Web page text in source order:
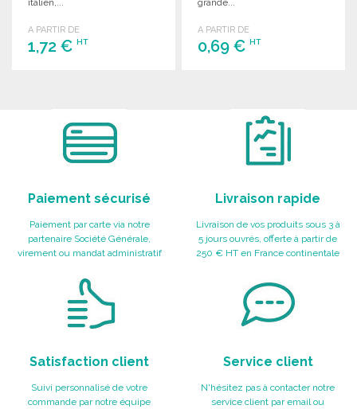
italien,...
A PARTIR DE
1,72 € HT
grande...
A PARTIR DE
0,69 €HT
Paiement sécurisé
Paiement par carte via notre
partenaire Société Générale,
virement ou mandat administratif
Livraison rapide
Livraison de vos produits sous 3 à
5 jours ouvrés, offerte à partir de
250 € HT en France continentale
Satisfaction client
Suivi personnalisé de votre
commande par notre équipe
Service client
N'hésitez pas à contacter notre
service client par email ou